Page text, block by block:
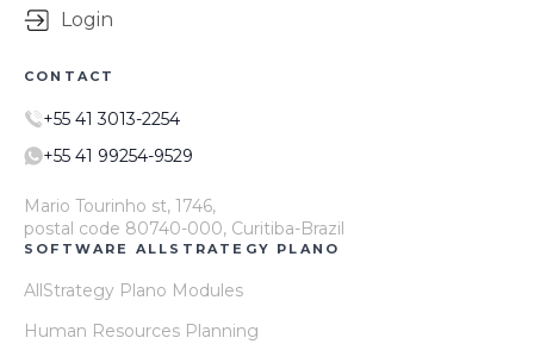
Login
CONTACT
+55 41 3013-2254
+55 41 99254-9529
Mario Tourinho st, 1746,
postal code 80740-000, Curitiba-Brazil
SOFTWARE ALLSTRATEGY PLANO
AllStrategy Plano Modules
Human Resources Planning